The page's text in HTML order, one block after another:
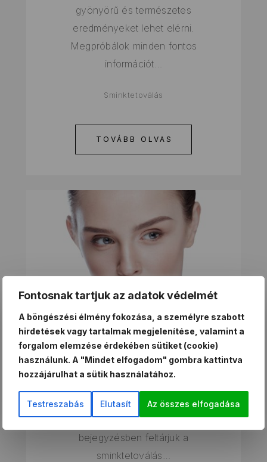
gyönyörű és természetes
eredményeket lehet elérni.
Megpróbálok minden fontos
információt…
Sminktetoválás
TOVÁBB OLVAS
MINDENT A
SMINKTETOVÁLÁS
ELŐNYEIRŐL!
sminktetoválás egy innovatív megoldás
a szépségápolás terén. Ebben a blog
bejegyzésben feltárjuk a
sminktetoválás…
Fontosnak tartjuk az adatok védelmét
A böngészési élmény fokozása, a személyre szabott
hirdetések vagy tartalmak megjelenítése, valamint a
forgalom elemzése érdekében sütiket (cookie)
használunk. A "Mindet elfogadom" gombra kattintva
hozzájárulhat a sütik használatához.
Testreszabás Elutasít Az összes elfogadása